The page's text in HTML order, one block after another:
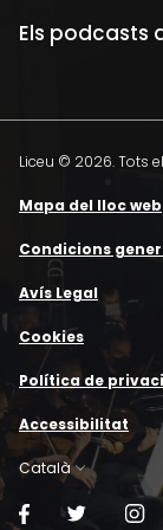
Els podcasts
Liceu © 2026. Tots
Mapa del lloc web
Condicions
Avís Legal
Cookies
Política de
Accessibilitat
Català